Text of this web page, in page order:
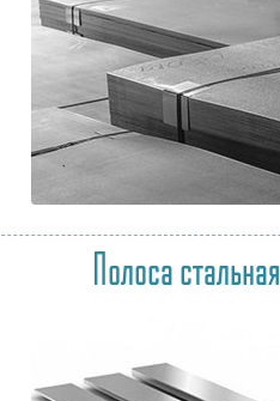
Полоса стальная